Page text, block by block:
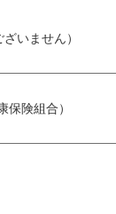
いません）
険組合）